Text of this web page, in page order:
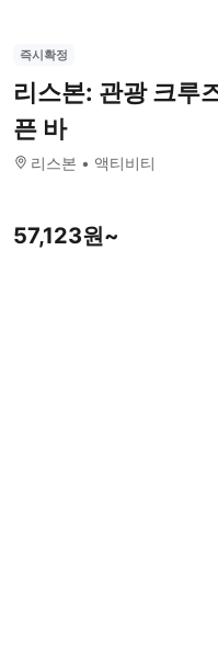
즉시확정
리스본: 관광 크루
픈 바
리스본 액티비티
57,123원~